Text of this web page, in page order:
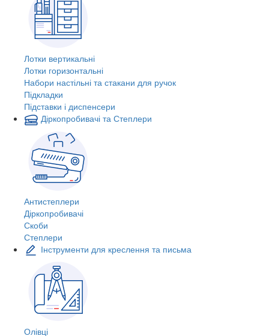
Лотки вертикальні
Лотки горизонтальні
Набори настільні та стакани для ручок
Підкладки
Підставки і диспенсери
Діркопробивачі та Степлери
Антистеплери
Діркопробивачі
Скоби
Степлери
Інструменти для креслення та письма
Олівці